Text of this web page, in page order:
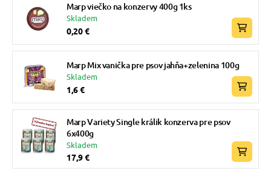
Marp viečko na konzervy 400g 1ks
Skladem
0,20 €
Marp Mix vanička pre psov jahňa+zelenina 100g
Skladem
1,6 €
Marp Variety Single králik konzerva pre psov
6x400g
Skladem
17,9 €